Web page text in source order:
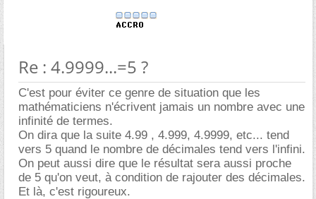
Re : 4.9999...=5 ?
C'est pour éviter ce genre de situation que les
mathématiciens n'écrivent jamais un nombre avec une
infinité de termes.
On dira que la suite 4.99 , 4.999, 4.9999, etc... tend
vers 5 quand le nombre de décimales tend vers l'infini.
On peut aussi dire que le résultat sera aussi proche
de 5 qu'on veut, à condition de rajouter des décimales.
Et là, c'est rigoureux.